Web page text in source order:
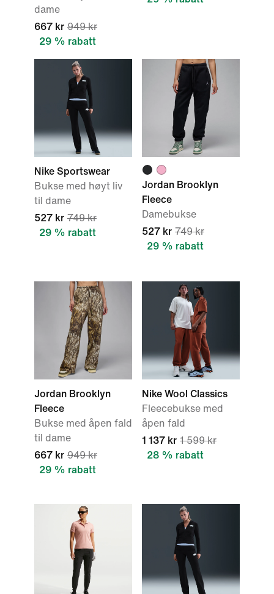
dame
667 kr 949 kr
29 % rabatt
Nike Sportswear
Bukse med høyt liv
til dame
527 kr 749 kr
29 % rabatt
Jordan Brooklyn
Fleece
Damebukse
527 kr 749 kr
29 % rabatt
Jordan Brooklyn
Fleece
Bukse med åpen fald
til dame
667 kr 949 kr
29 % rabatt
Nike Wool Classics
Fleecebukse med
åpen fald
1 137 kr 1 599 kr
28 % rabatt